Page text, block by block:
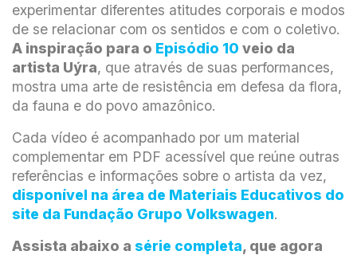
experimentar diferentes atitudes corporais e modos
de se relacionar com os sentidos e com o coletivo.
A inspiração para o Episódio 10 veio da
artista Uýra, que através de suas performances,
mostra uma arte de resistência em defesa da flora,
da fauna e do povo amazônico.
Cada vídeo é acompanhado por um material
complementar em PDF acessível que reúne outras
referências e informações sobre o artista da vez,
disponível na área de Materiais Educativos do
site da Fundação Grupo Volkswagen.
Assista abaixo a série completa, que agora